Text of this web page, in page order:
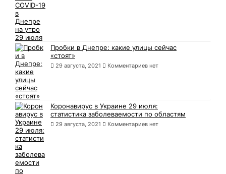
Пробки в Днепре: какие улицы сейчас
«стоят»
29 августа, 2021 Комментариев нет
Коронавирус в Украине 29 июля:
статистика заболеваемости по областям
29 августа, 2021 Комментариев нет